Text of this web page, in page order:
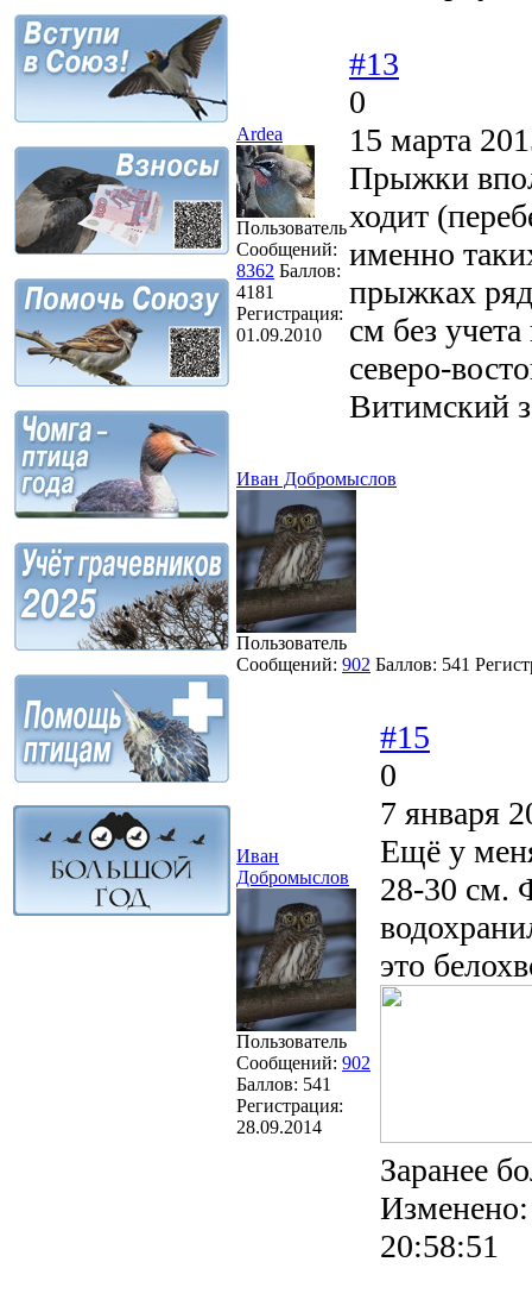
Ardea
Пользователь
Сообщений:
8362 Баллов:
4181
Регистрация:
01.09.2010
#13
0
15 марта
Прыжки
ходит
именно
прыжках
см без
северо-
Витимский
Иван Добромыслов
Пользователь
Сообщений: 902 Баллов: 541
Иван
Добромыслов
Пользователь
Сообщений: 902
Баллов: 541
Регистрация:
28.09.2014
#15
0
7 января
Ещё у
28-30 см.
это
Заранее
20:58:51